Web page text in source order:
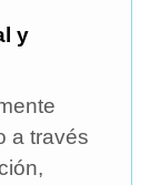
y
a través